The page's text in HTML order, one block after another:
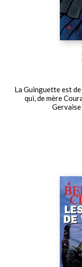
La Guinguette est
qui, de mère